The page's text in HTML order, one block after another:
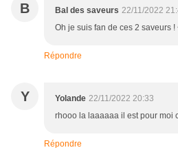
B Bal des saveurs 22/11/2022
Oh je suis fan de ces 2 saveurs
Répondre
Y Yolande 22/11/2022 20:33
rhooo la laaaaaa il est pour moi
Répondre